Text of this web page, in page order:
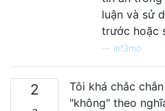
luận và sử
trước hoặc
inf3rno
2
Tôi khá chắc
"không" theo